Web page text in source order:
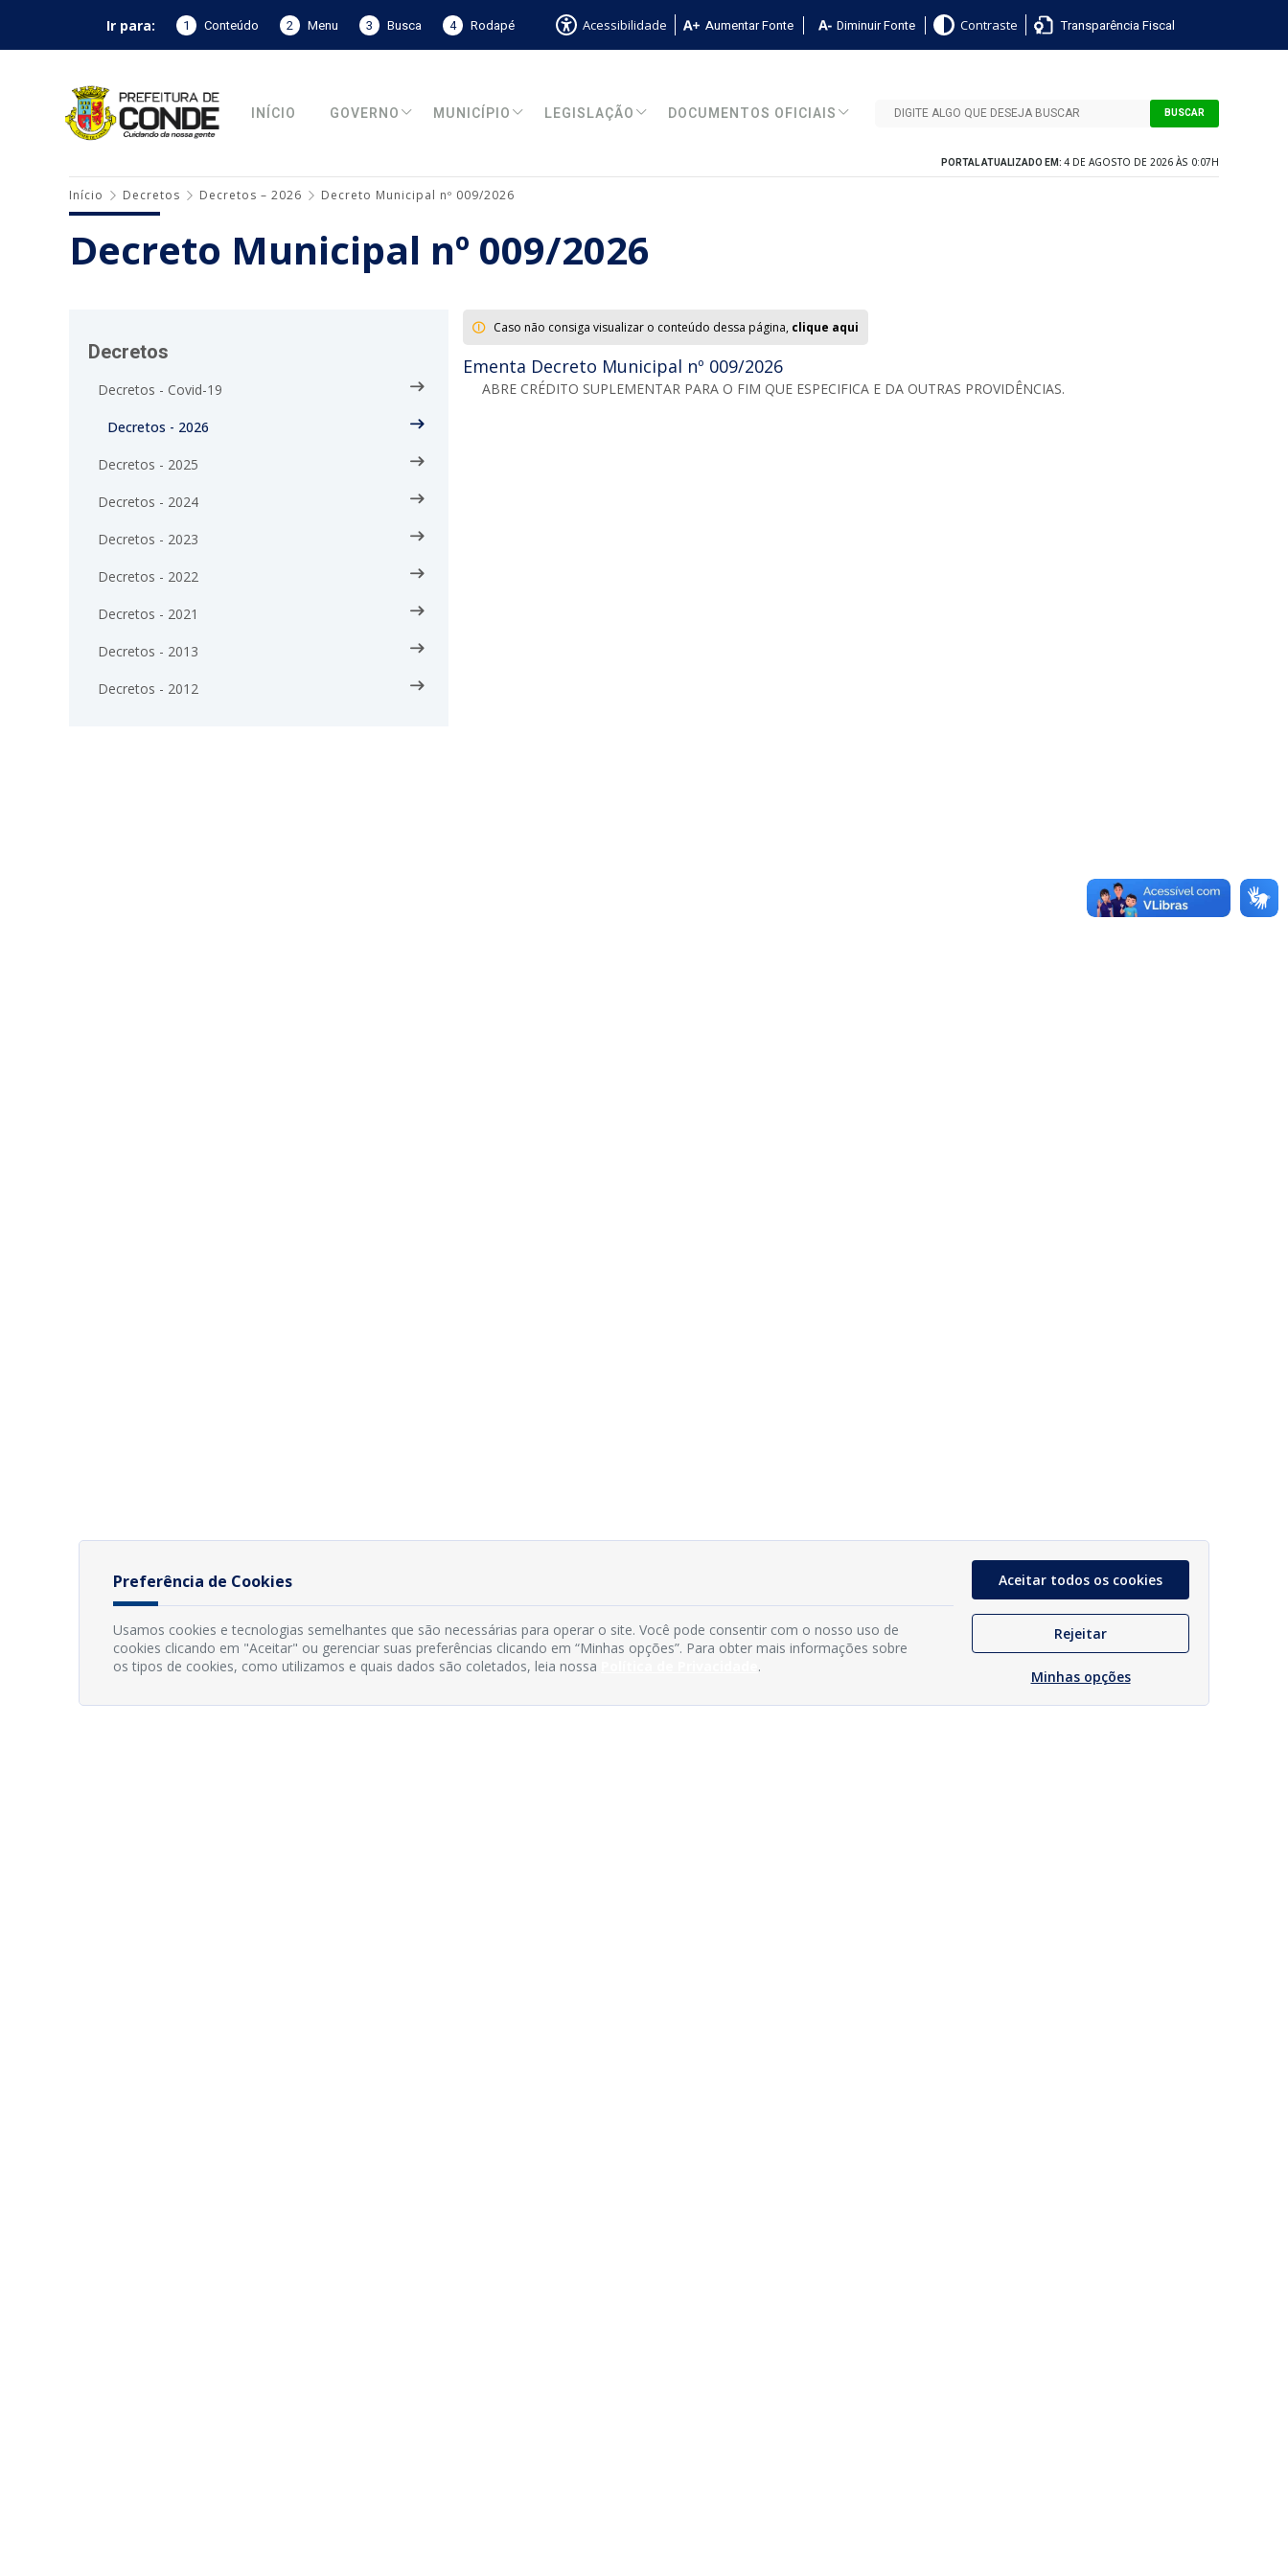
Ir para: 1 Conteúdo 2 Menu 3 Busca 4 Rodapé Acessibilidade Aumentar Fonte Diminuir Fonte Contraste Transparência Fiscal
INÍCIO GOVERNO MUNICÍPIO LEGISLAÇÃO DOCUMENTOS OFICIAIS BUSCAR
PORTAL ATUALIZADO EM: 4 DE AGOSTO DE 2026 ÀS 0:07H
Início Decretos Decretos – 2026 Decreto Municipal nº 009/2026
Decreto Municipal nº 009/2026
Decretos
Decretos - Covid-19
Decretos - 2026
Decretos - 2025
Decretos - 2024
Decretos - 2023
Decretos - 2022
Decretos - 2021
Decretos - 2013
Decretos - 2012
Caso não consiga visualizar o conteúdo dessa página, clique aqui
Ementa Decreto Municipal nº 009/2026
ABRE CRÉDITO SUPLEMENTAR PARA O FIM QUE ESPECIFICA E DA OUTRAS PROVIDÊNCIAS.
Preferência de Cookies
Usamos cookies e tecnologias semelhantes que são necessárias para operar o site. Você pode consentir com o nosso uso de
cookies clicando em "Aceitar" ou gerenciar suas preferências clicando em “Minhas opções”. Para obter mais informações sobre
os tipos de cookies, como utilizamos e quais dados são coletados, leia nossa
.
Aceitar todos os cookies
Rejeitar
Minhas opções